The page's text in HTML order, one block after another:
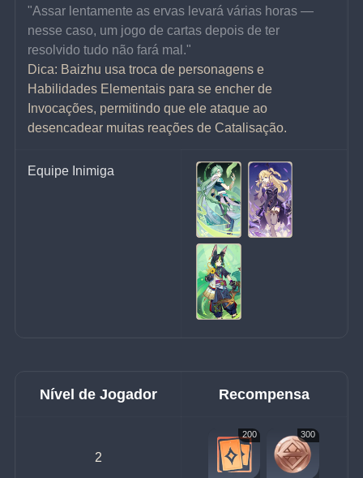
"Assar lentamente as ervas levará várias horas —
nesse caso, um jogo de cartas depois de ter
resolvido tudo não fará mal."
Dica: Baizhu usa troca de personagens e
Habilidades Elementais para se encher de
Invocações, permitindo que ele ataque ao
desencadear muitas reações de Catalisação.
Equipe Inimiga
Nível de Jogador Recompensa
2
200 300